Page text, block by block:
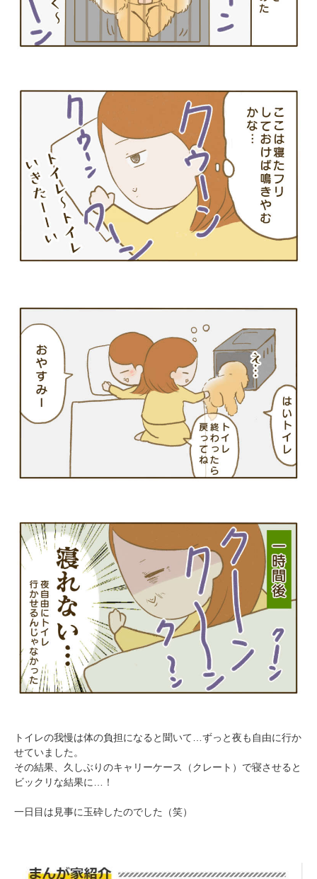
トイレの我慢は体の負担になると聞いて…ずっと夜も自由に行か
せていました。
その結果、久しぶりのキャリーケース（クレート）で寝させると
ビックリな結果に…！
一日目は見事に玉砕したのでした（笑）
閉じる
pecodogs
いぬ部をフォロー
pecocats
PECOアプリをダウンロード済みの方
アプリで開く
アプリをダウンロードする